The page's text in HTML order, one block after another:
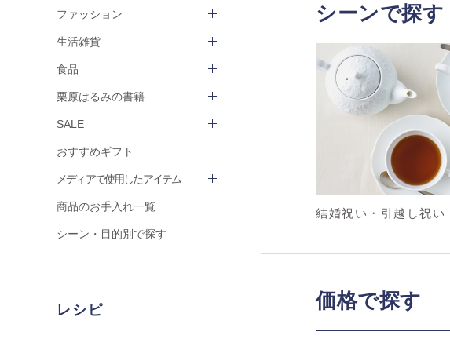
ファッション
生活雑貨
食品
栗原はるみの書籍
SALE
おすすめギフト
メディアで使用したアイテム
商品のお手入れ一覧
シーン・目的別で探す
レシピ
シーンで探す
結婚祝い・引越し祝い
価格で探す